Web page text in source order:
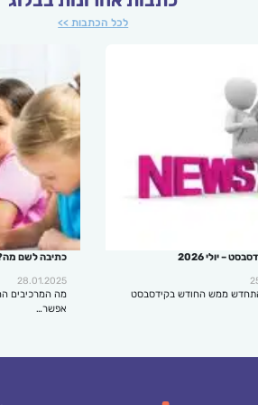
לכל הכתבות >>
– יולי 2026
ממש החודש בקידסבסט
כתיבה לשם
28.01.2025
מה המרכיבים
אפשר…